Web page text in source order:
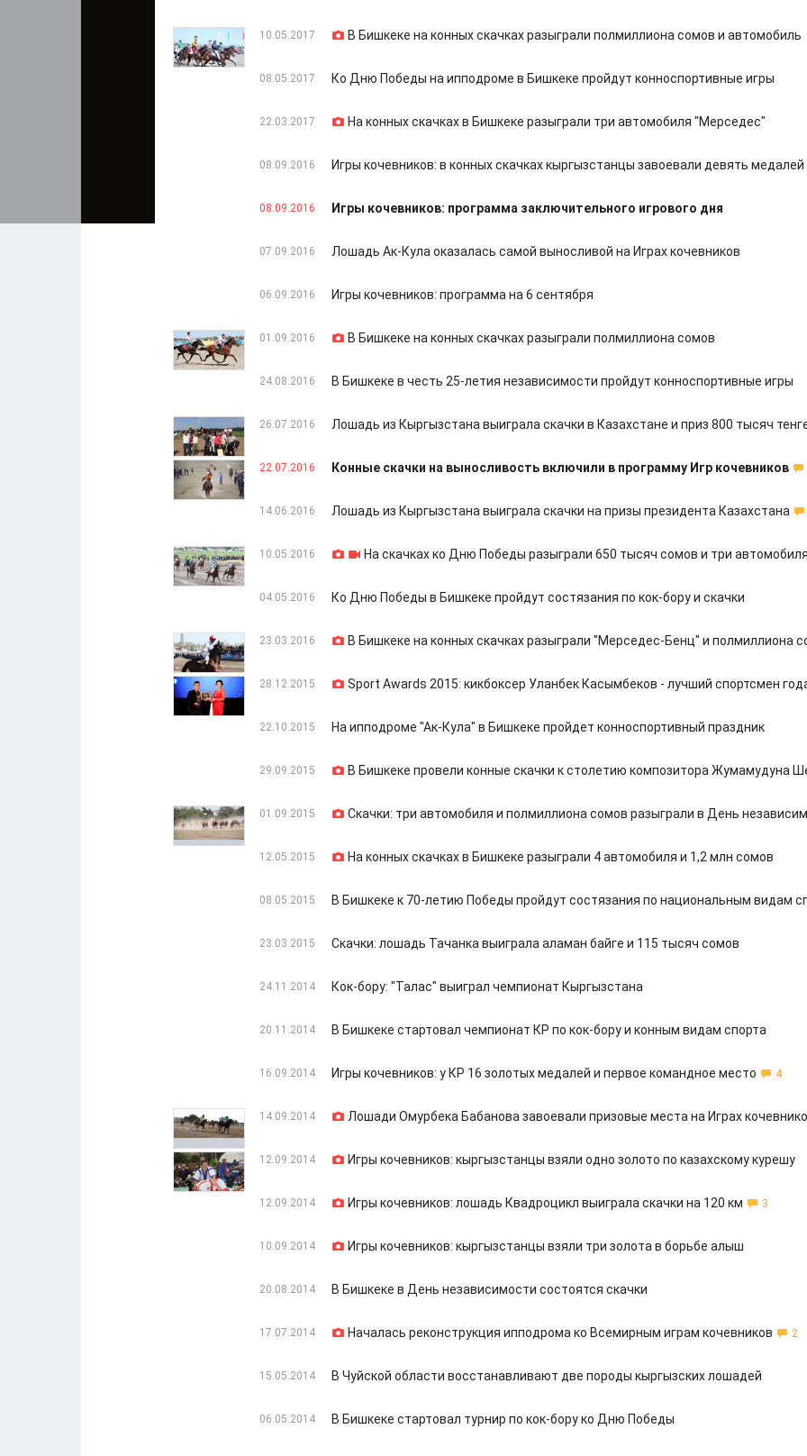
10.05.2017 В Бишкеке на конных скачках разыграли полмиллиона сомов и автомобиль
08.05.2017 Ко Дню Победы на ипподроме в Бишкеке пройдут конноспортивные игры
22.03.2017 На конных скачках в Бишкеке разыграли три автомобиля "Мерседес"
08.09.2016 Игры кочевников: в конных скачках кыргызстанцы завоевали девять медалей
08.09.2016 Игры кочевников: программа заключительного игрового дня
07.09.2016 Лошадь Ак-Кула оказалась самой выносливой на Играх кочевников
06.09.2016 Игры кочевников: программа на 6 сентября
01.09.2016 В Бишкеке на конных скачках разыграли полмиллиона сомов
24.08.2016 В Бишкеке в честь 25-летия независимости пройдут конноспортивные игры
26.07.2016 Лошадь из Кыргызстана выиграла скачки в Казахстане и приз 800 тысяч
22.07.2016 Конные скачки на выносливость включили в программу Игр кочевников
14.06.2016 Лошадь из Кыргызстана выиграла скачки на призы президента Казахстана
10.05.2016 На скачках ко Дню Победы разыграли 650 тысяч сомов и три
04.05.2016 Ко Дню Победы в Бишкеке пройдут состязания по кок-бору и скачки
23.03.2016 В Бишкеке на конных скачках разыграли "Мерседес-Бенц" и полмиллиона
28.12.2015 Sport Awards 2015: кикбоксер Уланбек Касымбеков - лучший спортсмен
22.10.2015 На ипподроме "Ак-Кула" в Бишкеке пройдет конноспортивный праздник
29.09.2015 В Бишкеке провели конные скачки к столетию композитора Жумамудуна
01.09.2015 Скачки: три автомобиля и полмиллиона сомов разыграли в День
12.05.2015 На конных скачках в Бишкеке разыграли 4 автомобиля и 1,2 млн сомов
08.05.2015 В Бишкеке к 70-летию Победы пройдут состязания по национальным видам
23.03.2015 Скачки: лошадь Тачанка выиграла аламан байге и 115 тысяч сомов
24.11.2014 Кок-бору: "Талас" выиграл чемпионат Кыргызстана
20.11.2014 В Бишкеке стартовал чемпионат КР по кок-бору и конным видам спорта
16.09.2014 Игры кочевников: у КР 16 золотых медалей и первое командное место 4
14.09.2014 Лошади Омурбека Бабанова завоевали призовые места на Играх
12.09.2014 Игры кочевников: кыргызстанцы взяли одно золото по казахскому курешу
12.09.2014 Игры кочевников: лошадь Квадроцикл выиграла скачки на 120 км 3
10.09.2014 Игры кочевников: кыргызстанцы взяли три золота в борьбе алыш
20.08.2014 В Бишкеке в День независимости состоятся скачки
17.07.2014 Началась реконструкция ипподрома ко Всемирным играм кочевников 2
15.05.2014 В Чуйской области восстанавливают две породы кыргызских лошадей
06.05.2014 В Бишкеке стартовал турнир по кок-бору ко Дню Победы